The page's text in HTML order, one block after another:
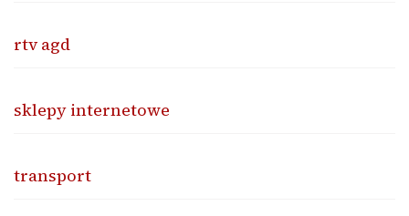
rtv agd
sklepy internetowe
transport